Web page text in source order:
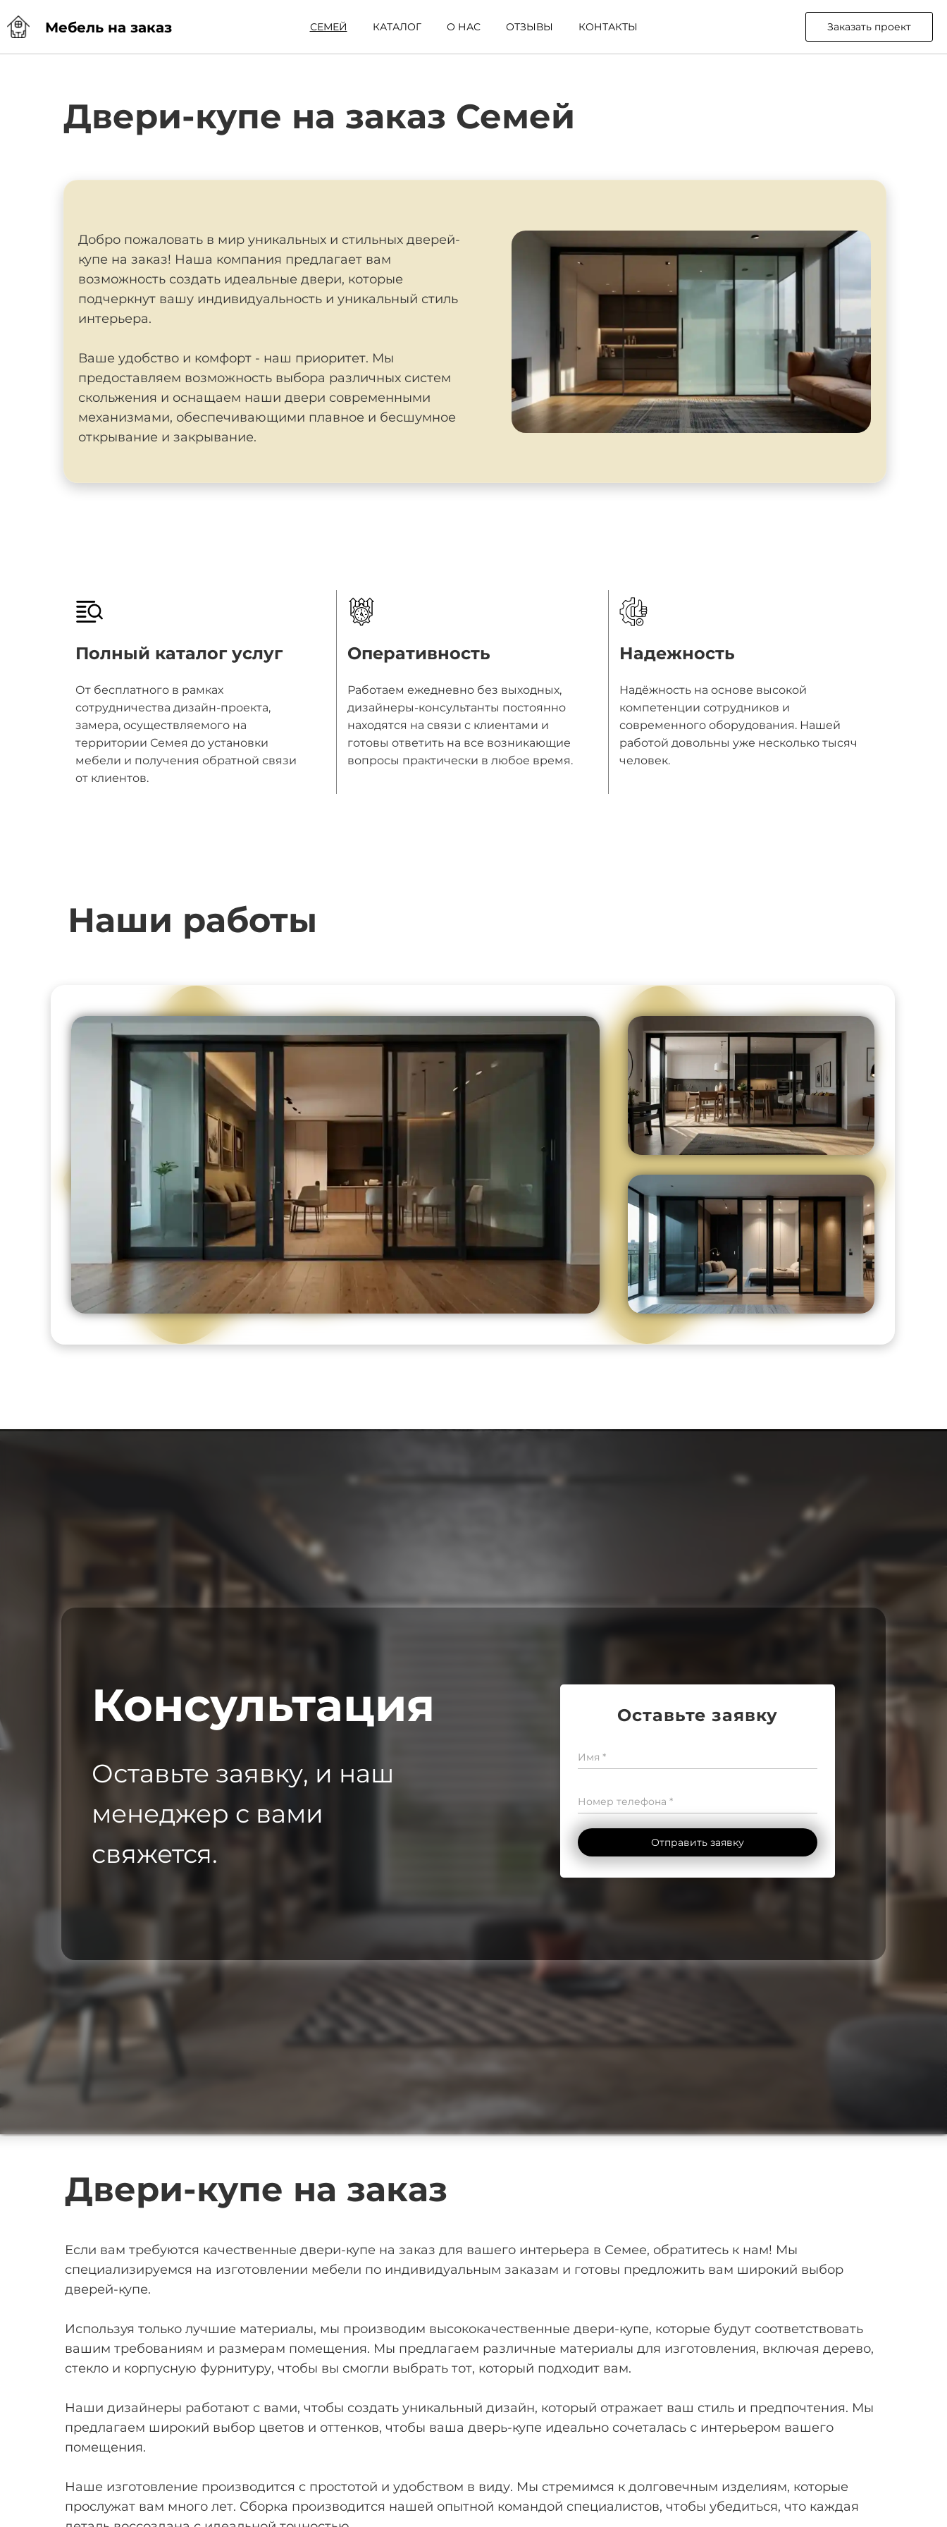
Мебель на заказ СЕМЕЙ КАТАЛОГ О НАС ОТЗЫВЫ КОНТАКТЫ Заказать проект
Двери-купе на заказ Семей
Добро пожаловать в мир уникальных и стильных дверей-
купе на заказ! Наша компания предлагает вам
возможность создать идеальные двери, которые
подчеркнут вашу индивидуальность и уникальный стиль
интерьера.
Ваше удобство и комфорт - наш приоритет. Мы
предоставляем возможность выбора различных систем
скольжения и оснащаем наши двери современными
механизмами, обеспечивающими плавное и бесшумное
открывание и закрывание.
Полный каталог услуг
От бесплатного в рамках
сотрудничества дизайн-проекта,
замера, осуществляемого на
территории Семея до установки
мебели и получения обратной связи
от клиентов.
Оперативность
Работаем ежедневно без выходных,
дизайнеры-консультанты постоянно
находятся на связи с клиентами и
готовы ответить на все возникающие
вопросы практически в любое время.
Надежность
Надёжность на основе высокой
компетенции сотрудников и
современного оборудования. Нашей
работой довольны уже несколько тысяч
человек.
Наши работы
Консультация Оставьте заявку
Имя *
Номер телефона *
Отправить заявку
Оставьте заявку, и наш
менеджер с вами
свяжется.
Если вам требуются качественные двери-купе на заказ для вашего интерьера в Семее, обратитесь к нам! Мы
специализируемся на изготовлении мебели по индивидуальным заказам и готовы предложить вам широкий выбор
дверей-купе.
Используя только лучшие материалы, мы производим высококачественные двери-купе, которые будут соответствовать
вашим требованиям и размерам помещения. Мы предлагаем различные материалы для изготовления, включая дерево,
стекло и корпусную фурнитуру, чтобы вы смогли выбрать тот, который подходит вам.
Наши дизайнеры работают с вами, чтобы создать уникальный дизайн, который отражает ваш стиль и предпочтения. Мы
предлагаем широкий выбор цветов и оттенков, чтобы ваша дверь-купе идеально сочеталась с интерьером вашего
помещения.
Наше изготовление производится с простотой и удобством в виду. Мы стремимся к долговечным изделиям, которые
прослужат вам много лет. Сборка производится нашей опытной командой специалистов, чтобы убедиться, что каждая
Двери-купе на заказ